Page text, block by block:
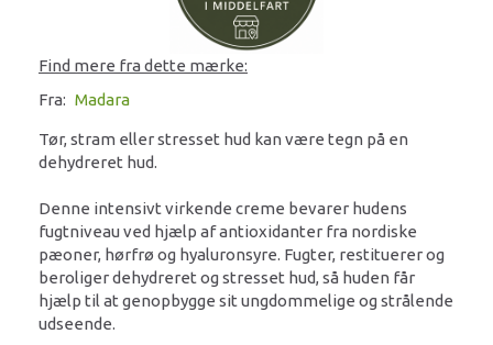
Find mere fra dette mærke:
Fra: Madara
Tør, stram eller stresset hud kan være tegn på en
dehydreret hud.
Denne intensivt virkende creme bevarer hudens
fugtniveau ved hjælp af antioxidanter fra nordiske
pæoner, hørfrø og hyaluronsyre. Fugter, restituerer og
beroliger dehydreret og stresset hud, så huden får
hjælp til at genopbygge sit ungdommelige og strålende
udseende.